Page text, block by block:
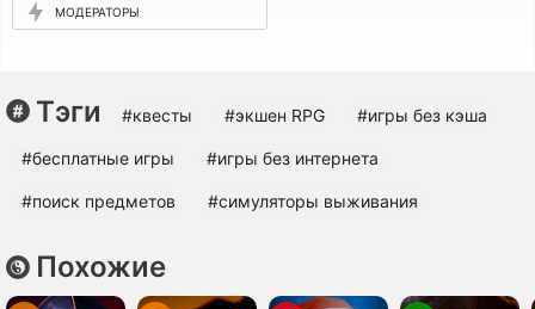
МОДЕРАТОРЫ
Тэги #квесты #экшен RPG #игры без кэша
#бесплатные игры #игры без интернета
#поиск предметов #симуляторы выживания
Похожие